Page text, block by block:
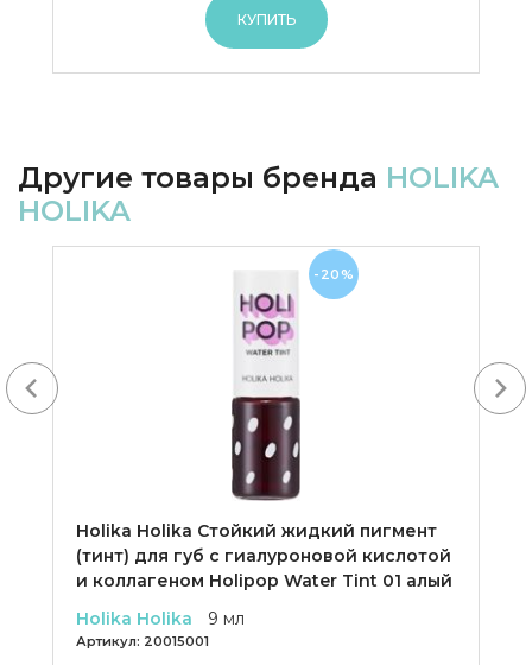
КУПИТЬ
Другие товары бренда HOLIKA
HOLIKA
Holika Holika Cтойкий жидкий пигмент
(тинт) для губ с гиалуроновой кислотой
и коллагеном Holipop Water Tint 01 алый
Holika Holika
9 мл
Артикул: 20015001
-20%